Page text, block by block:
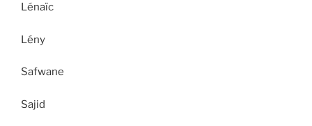
Lénaïc
Lény
Safwane
Sajid